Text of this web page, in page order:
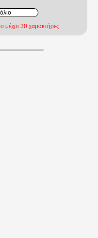
μέχρι 30 χαρακτήρες.